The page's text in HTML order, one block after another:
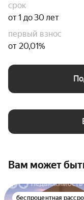
срок
от 1 до 30 лет
первый взнос
от 20,01%
Вам может
беспроцентная